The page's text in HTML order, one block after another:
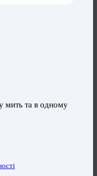
мить та в одному